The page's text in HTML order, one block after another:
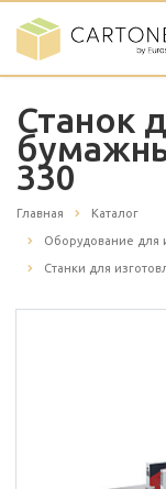
Станок
330
Главная Каталог
Оборудование для
Станки для